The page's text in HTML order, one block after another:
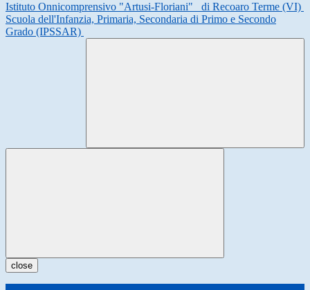
Istituto Onnicomprensivo "Artusi-Floriani"
di Recoaro Terme (VI)
Scuola dell'Infanzia, Primaria, Secondaria di Primo e Secondo
Grado (IPSSAR)
close